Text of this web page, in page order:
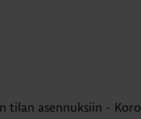
tilan asennuksiin -